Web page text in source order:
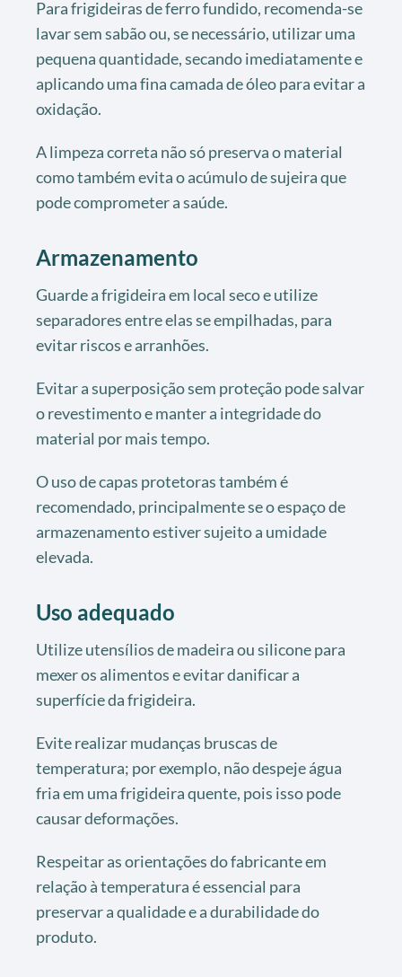
Para frigideiras de ferro fundido, recomenda-se
lavar sem sabão ou, se necessário, utilizar uma
pequena quantidade, secando imediatamente e
aplicando uma fina camada de óleo para evitar a
oxidação.
A limpeza correta não só preserva o material
como também evita o acúmulo de sujeira que
pode comprometer a saúde.
Armazenamento
Guarde a frigideira em local seco e utilize
separadores entre elas se empilhadas, para
evitar riscos e arranhões.
Evitar a superposição sem proteção pode salvar
o revestimento e manter a integridade do
material por mais tempo.
O uso de capas protetoras também é
recomendado, principalmente se o espaço de
armazenamento estiver sujeito a umidade
elevada.
Uso adequado
Utilize utensílios de madeira ou silicone para
mexer os alimentos e evitar danificar a
superfície da frigideira.
Evite realizar mudanças bruscas de
temperatura; por exemplo, não despeje água
fria em uma frigideira quente, pois isso pode
causar deformações.
Respeitar as orientações do fabricante em
relação à temperatura é essencial para
preservar a qualidade e a durabilidade do
produto.